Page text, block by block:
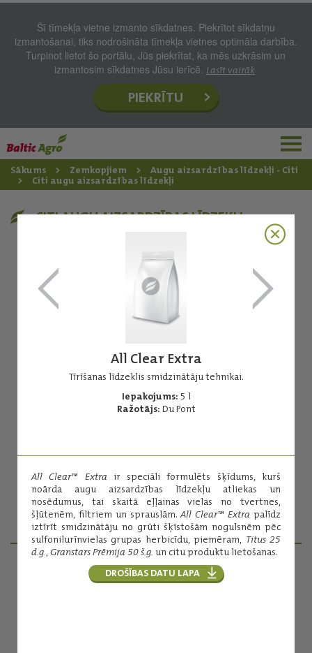
Šī tīmekļa vietne izmanto sīkdatnes. Piekrītot sīkdatņu
izmantošanai, tiks nodrošināta tīmekļa vietnes optimāla darbība.
Turpinot lietot šo portālu, Jūs piekrītat, ka mēs uzkrāsim un
izmantosim sīkdatnes Jūsu ierīcē. Lasīt vairāk
PIEKRĪTU
Sākums Zemkopjiem
Augu aizsardzības līdzekļi - Citi
Citi augu aizsardzības līdzekļi
All Clear Extra
Tīrīšanas līdzeklis smidzinātāju tehnikai.
Iepakojums: 5 l
Ražotājs: Du Pont
All Clear™ Extra ir speciāli formulēts šķīdums, kurš
noārda augu aizsardzības līdzekļu atliekas un
nosēdumus, tai skaitā eļļainas vielas no tvertnes,
šļūtenēm, filtriem un sprauslām.All Clear™ Extrapalīdz
iztīrīt smidzinātāju no grūti šķīstošām nogulsnēm pēc
sulfonilurīnvielas grupas herbicīdu, piemēram, Titus 25
d.g.,Granstars Prēmija 50 š.g. un citu produktu lietošanas.
DROŠĪBAS DATU LAPA
CITI AUGU AIZSARDZĪBAS LĪDZEKĻI
All Clear Extra
Lasīt vairāk
PRODUKTU MENEDŽERI